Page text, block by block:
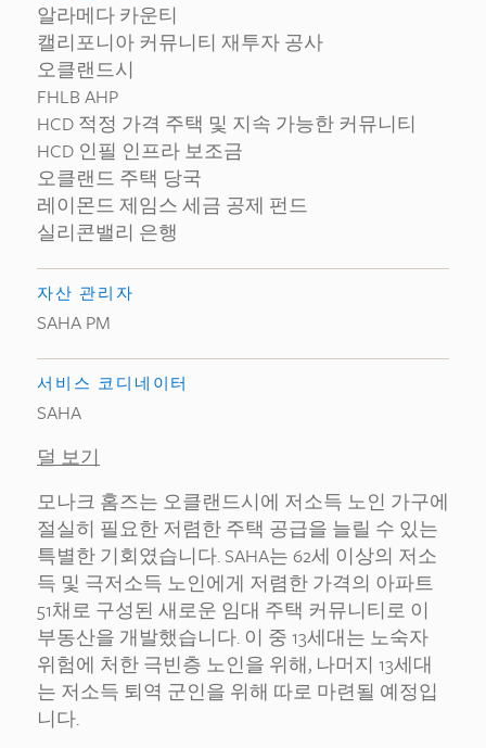
알라메다 카운티
캘리포니아 커뮤니티 재투자 공사
오클랜드시
FHLB AHP
HCD 적정 가격 주택 및 지속 가능한 커뮤니티
HCD 인필 인프라 보조금
오클랜드 주택 당국
레이몬드 제임스 세금 공제 펀드
실리콘밸리 은행
자산 관리자
SAHA PM
서비스 코디네이터
SAHA
덜 보기
모나크 홈즈는 오클랜드시에 저소득 노인 가구에
절실히 필요한 저렴한 주택 공급을 늘릴 수 있는
특별한 기회였습니다. SAHA는 62세 이상의 저소
득 및 극저소득 노인에게 저렴한 가격의 아파트
51채로 구성된 새로운 임대 주택 커뮤니티로 이
부동산을 개발했습니다. 이 중 13세대는 노숙자
위험에 처한 극빈층 노인을 위해, 나머지 13세대
는 저소득 퇴역 군인을 위해 따로 마련될 예정입
니다.